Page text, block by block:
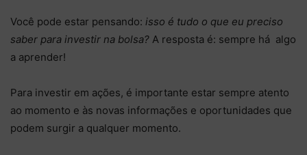
Você pode estar pensando: isso é tudo o que eu preciso
saber para investir na bolsa? A resposta é: sempre há algo
a aprender!
Para investir em ações, é importante estar sempre atento
ao momento e às novas informações e oportunidades que
podem surgir a qualquer momento.